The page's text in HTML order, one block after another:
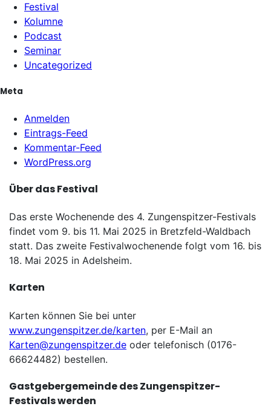
Festival
Kolumne
Podcast
Seminar
Uncategorized
Meta
Anmelden
Eintrags-Feed
Kommentar-Feed
WordPress.org
Über das Festival
Das erste Wochenende des 4. Zungenspitzer-Festivals
findet vom 9. bis 11. Mai 2025 in Bretzfeld-Waldbach
statt. Das zweite Festivalwochenende folgt vom 16. bis
18. Mai 2025 in Adelsheim.
Karten
Karten können Sie bei unter
www.zungenspitzer.de/karten, per E-Mail an
Karten@zungenspitzer.de oder telefonisch (0176-
66624482) bestellen.
Gastgebergemeinde des Zungenspitzer-
Festivals werden